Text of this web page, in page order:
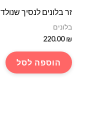
זר בלונים לנסיך שנולד
בלונים
220.00₪
הוספה לסל